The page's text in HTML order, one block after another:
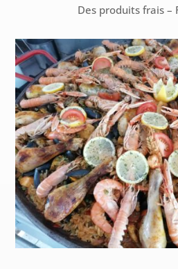
Des produits frais –